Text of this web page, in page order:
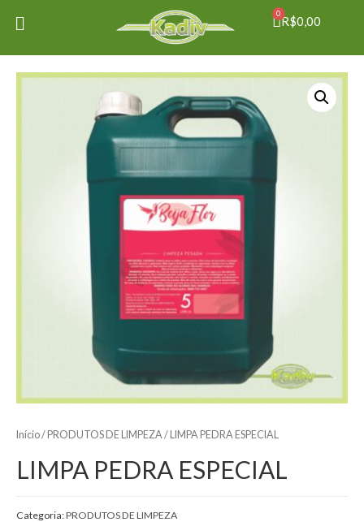
R$0,00
0
Início/ PRODUTOS DE LIMPEZA/ LIMPA PEDRA ESPECIAL
LIMPA PEDRA ESPECIAL
Categoria:PRODUTOS DE LIMPEZA